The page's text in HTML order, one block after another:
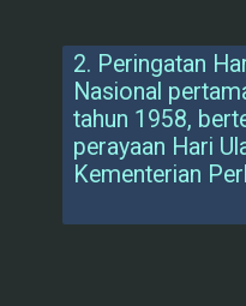
2. Peringatan
Nasional
tahun 1958,
perayaan Hari
Kementerian